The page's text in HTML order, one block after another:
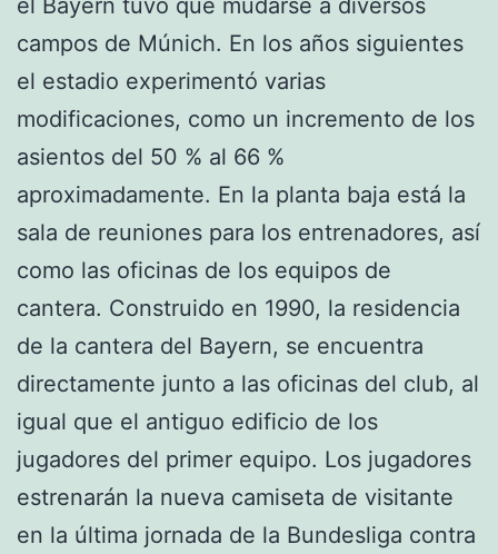
campos de Múnich. En los años siguientes
el estadio experimentó varias
modificaciones, como un incremento de los
asientos del 50 % al 66 %
aproximadamente. En la planta baja está la
sala de reuniones para los entrenadores, así
como las oficinas de los equipos de
cantera. Construido en 1990, la residencia
de la cantera del Bayern, se encuentra
directamente junto a las oficinas del club, al
igual que el antiguo edificio de los
jugadores del primer equipo. Los jugadores
estrenarán la nueva camiseta de visitante
en la última jornada de la Bundesliga contra